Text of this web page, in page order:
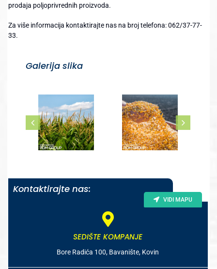
prodaja poljoprivrednih proizvoda.
Za više informacija kontaktirajte nas na broj telefona: 062/37-77-
33.
Galerija slika
Kontaktirajte nas:
SEDIŠTE KOMPANJE
Bore Radića 100, Bavanište, Kovin
VIDI MAPU